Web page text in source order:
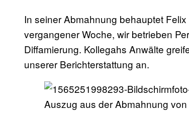
In seiner Abmahnung behauptet
vergangener Woche, wir betrieben
Diffamierung. Kollegahs Anwälte
unserer Berichterstattung an.
Auszug aus der Abmahnung